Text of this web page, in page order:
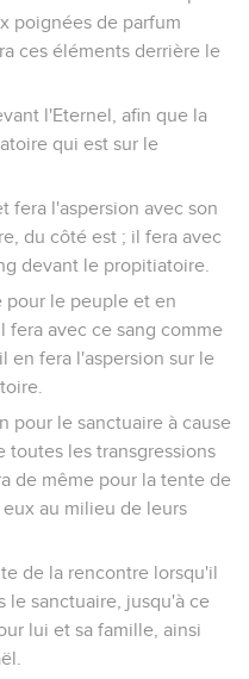
poignées de parfum
ces éléments derrière le
l'Eternel, afin que la
qui est sur le
fera l'aspersion avec son
du côté est ; il fera avec
devant le propitiatoire.
pour le peuple et en
fera avec ce sang comme
en fera l'aspersion sur le
pour le sanctuaire à cause
toutes les transgressions
de même pour la tente de
au milieu de leurs
de la rencontre lorsqu'il
le sanctuaire, jusqu'à ce
lui et sa famille, ainsi